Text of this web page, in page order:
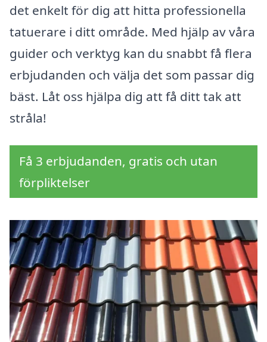
det enkelt för dig att hitta professionella
tatuerare i ditt område. Med hjälp av våra
guider och verktyg kan du snabbt få flera
erbjudanden och välja det som passar dig
bäst. Låt oss hjälpa dig att få ditt tak att
stråla!
Få 3 erbjudanden, gratis och utan
förpliktelser